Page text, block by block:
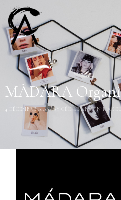
MÀDARA
4 DÉCEMBRE 2020 BY CÉCILE ANTON